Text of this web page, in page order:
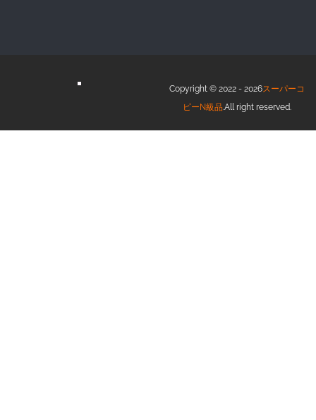
Copyright © 2022 - 2026スーパーコ
ピーN級品.All right reserved.